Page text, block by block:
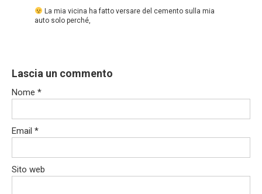
La mia vicina ha fatto versare del cemento sulla mia
auto solo perché,
Lascia un commento
Nome *
Email *
Sito web